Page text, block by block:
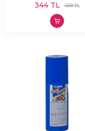
459TL
344TL